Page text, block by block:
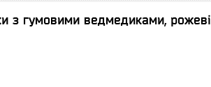
з гумовими ведмедиками, рожеві